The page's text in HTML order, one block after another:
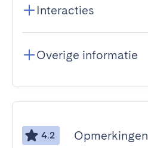
Interacties
Overige informatie
4.2 Opmerkingen